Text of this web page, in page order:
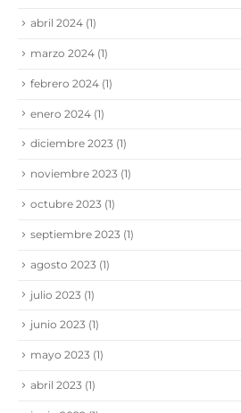
abril 2024 (1)
marzo 2024 (1)
febrero 2024 (1)
enero 2024 (1)
diciembre 2023 (1)
noviembre 2023 (1)
octubre 2023 (1)
septiembre 2023 (1)
agosto 2023 (1)
julio 2023 (1)
junio 2023 (1)
mayo 2023 (1)
abril 2023 (1)